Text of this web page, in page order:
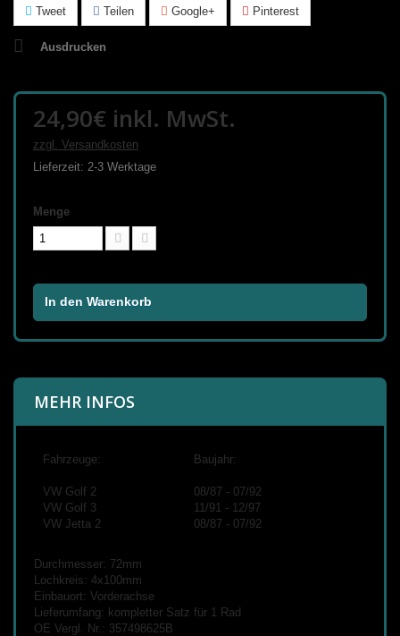
Tweet Teilen Google+ Pinterest
Ausdrucken
24,90€ inkl. MwSt.
zzgl. Versandkosten
Lieferzeit: 2-3 Werktage
Menge
In den Warenkorb
MEHR INFOS
Fahrzeuge: Baujahr:
VW Golf 2
VW Golf 3
VW Jetta 2
08/87 - 07/92
11/91 - 12/97
08/87 - 07/92
Durchmesser: 72mm
Lochkreis: 4x100mm
Einbauort: Vorderachse
Lieferumfang: kompletter Satz für 1 Rad
OE Vergl. Nr.: 357498625B